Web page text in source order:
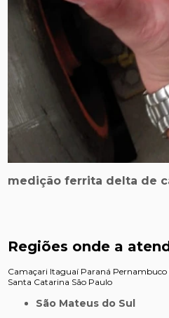
medição ferrita delta de
Regiões onde a
Camaçari Itaguaí Paraná Pernambuco
Santa Catarina São Paulo
São Mateus do Sul